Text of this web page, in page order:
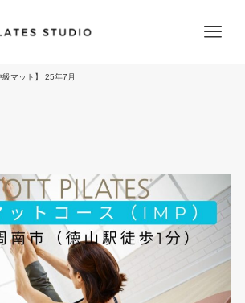
／料金 Service/Price
PILATES®養成アカデミー academy
級マット】 25年7月